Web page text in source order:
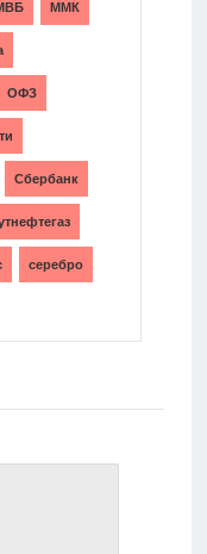
ММК
ОФЗ
Сбербанк
серебро